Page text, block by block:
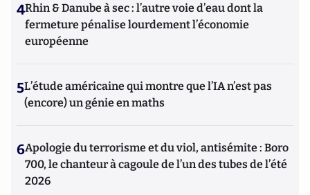
4Rhin & Danube à sec : l’autre voie d’eau dont la
fermeture pénalise lourdement l’économie
européenne
5L’étude américaine qui montre que l’IA n’est pas
(encore) un génie en maths
6Apologie du terrorisme et du viol, antisémite : Boro
700, le chanteur à cagoule de l’un des tubes de l’été
2026